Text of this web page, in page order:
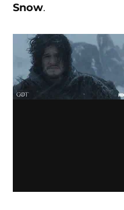
Snow.